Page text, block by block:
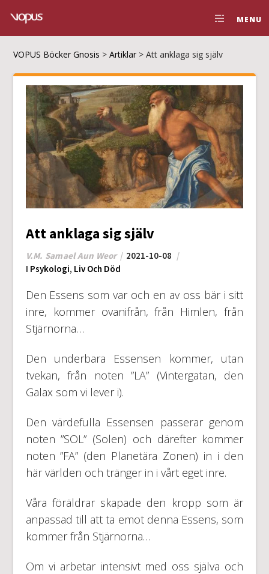
MENU
VOPUS Böcker Gnosis >Artiklar >Att anklaga sig själv
Att anklaga sig själv
V.M. Samael Aun Weor
2021-10-08
I Psykologi, Liv Och Död
Den Essens som var och en av oss bär i sitt
inre, kommer ovanifrån, från Himlen, från
Stjärnorna…
Den underbara Essensen kommer, utan
tvekan, från noten ”LA” (Vintergatan, den
Galax som vi lever i).
Den värdefulla Essensen passerar genom
noten ”SOL” (Solen) och därefter kommer
noten ”FA” (den Planetära Zonen) in i den
här världen och tränger in i vårt eget inre.
Våra föräldrar skapade den kropp som är
anpassad till att ta emot denna Essens, som
kommer från Stjärnorna…
Om vi arbetar intensivt med oss själva och